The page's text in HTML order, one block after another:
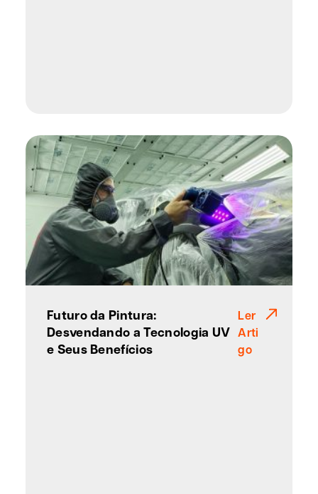
Futuro da Pintura:
Desvendando a Tecnologia UV
e Seus Benefícios
Ler
Arti
go